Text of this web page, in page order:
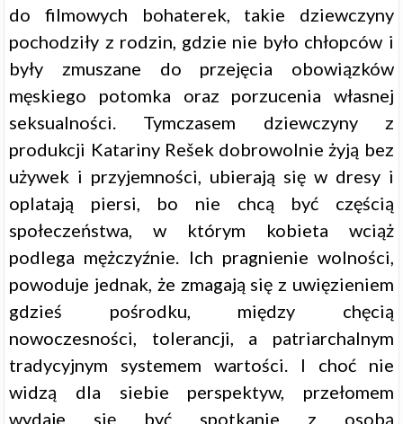
do filmowych bohaterek, takie dziewczyny
pochodziły z rodzin, gdzie nie było chłopców i
były zmuszane do przejęcia obowiązków
męskiego potomka oraz porzucenia własnej
seksualności. Tymczasem dziewczyny z
produkcji Katariny Rešek dobrowolnie żyją bez
używek i przyjemności, ubierają się w dresy i
oplatają piersi, bo nie chcą być częścią
społeczeństwa, w którym kobieta wciąż
podlega mężczyźnie. Ich pragnienie wolności,
powoduje jednak, że zmagają się z uwięzieniem
gdzieś pośrodku, między chęcią
nowoczesności, tolerancji, a patriarchalnym
tradycyjnym systemem wartości. I choć nie
widzą dla siebie perspektyw, przełomem
wydaje się być spotkanie z osobą